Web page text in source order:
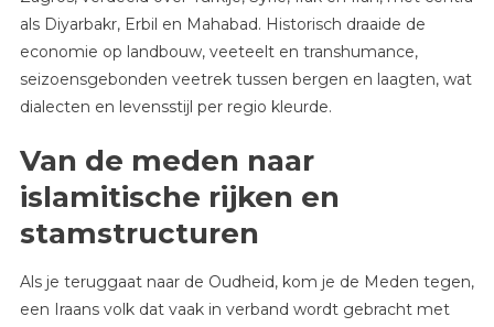
als Diyarbakr, Erbil en Mahabad. Historisch draaide de
economie op landbouw, veeteelt en transhumance,
seizoensgebonden veetrek tussen bergen en laagten, wat
dialecten en levensstijl per regio kleurde.
Van de meden naar
islamitische rijken en
stamstructuren
Als je teruggaat naar de Oudheid, kom je de Meden tegen,
een Iraans volk dat vaak in verband wordt gebracht met